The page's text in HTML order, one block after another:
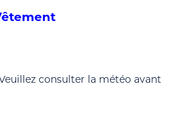
consulter la météo avant